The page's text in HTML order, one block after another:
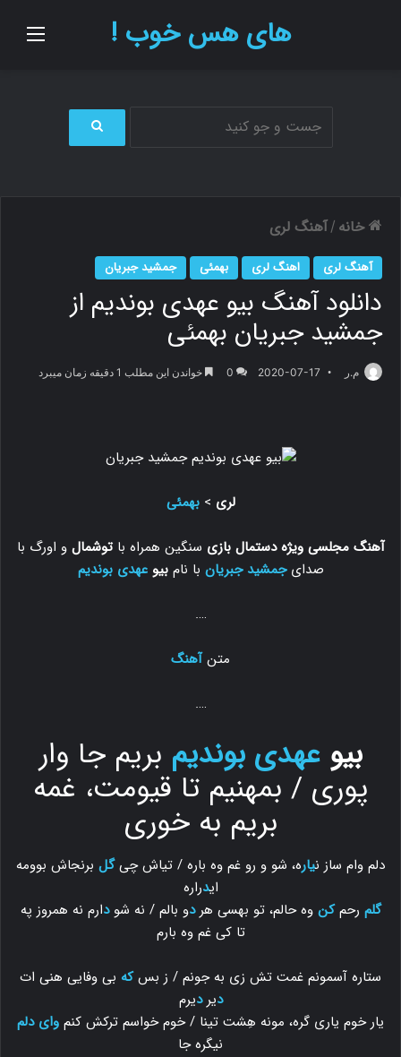
های هس خوب !
ج
ر
ا
خانه / آهنگ لری
آهنگ لری اهنگ لری بهمئی جمشید جبریان
دانلود آهنگ بیو عهدی بوندیم از
جمشید جبریان بهمئی
م.ر 2020-07-17
0 خواندن این مطلب 1 دقیقه زمان میبرد
لری >بهمئی
آهنگ مجلسی ویژه دستمال بازی سنگین همراه باتوشمال و اورگ با
صدایجمشید جبریان با نامبیوعهدی بوندیم
….
متنآهنگ
….
بیوعهدی بوندیم بریم جا وار
پوری / بمهنیم تا قیومت، غمه
بریم به خوری
دلم وام ساز نیاره، شو و رو غم وه باره / تیاش چیگل برنجاش بوومه
ایدراره
گلم رحمکن وه حالم، تو بهسی هردو بالم / نه شودارم نه همروز په
تا کی غم وه بارم
ستاره آسمونم غمت تش زی به جونم / ز بسکه بی وفایی هنی ات
دیردیرم
یار خوم یاری گره، مونه هِشت تینا / خوم خواسم ترکش کنم وای دلم
نیگره جا